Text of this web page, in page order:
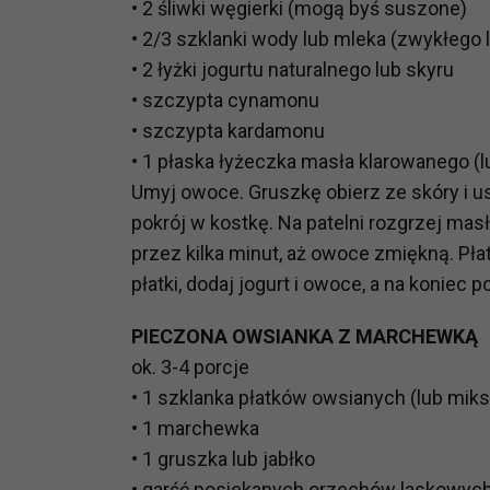
• 2 śliwki węgierki (mogą byś suszone)
• 2/3 szklanki wody lub mleka
• 2 łyżki jogurtu naturalnego lub skyru
• szczypta cynamonu
• szczypta kardamonu
• 1 płaska łyżeczka masła klarowanego
Umyj owoce. Gruszkę obierz ze skóry i
pokrój w kostkę. Na patelni rozgrzej
przez kilka minut, aż owoce zmiękną.
płatki, dodaj jogurt i owoce, a na koniec
PIECZONA OWSIANKA Z MARCHEWKĄ
ok. 3-4 porcje
• 1 szklanka płatków owsianych (lub
• 1 marchewka
• 1 gruszka lub jabłko
potrzebom
Komu możemy przekazać dane?
Zgodnie z obowiązującym
np. agencjom marketingowym,
obowiązującego prawa np. sądy
prawną. Pragniemy też
Zaufanych parterów.
Jakie masz prawa w stosunku
Masz między innymi prawo do
także wycofać zgodę na
szczegółowo tutaj.
Jakie są podstawy prawne
Każde przetwarzanie Twoich
Podstawą prawną przetwarzania
analizowania ich i